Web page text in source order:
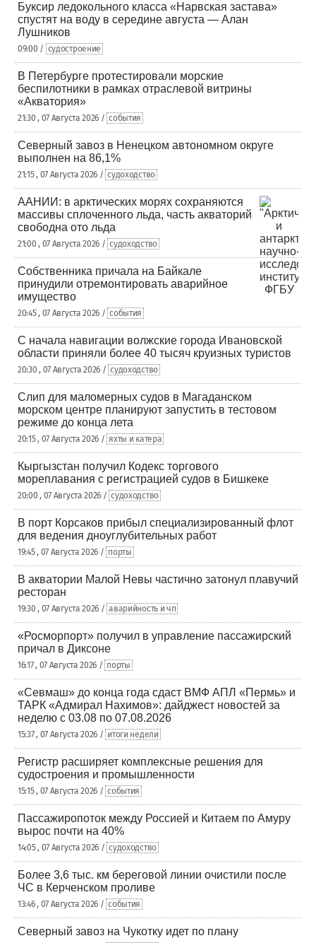
Буксир ледокольного класса «Нарвская застава»
спустят на воду в середине августа — Алан
Лушников
09:00 / судостроение
В Петербурге протестировали морские
беспилотники в рамках отраслевой витрины
«Акватория»
21:30 , 07 Августа 2026 / события
Северный завоз в Ненецком автономном округе
выполнен на 86,1%
21:15 , 07 Августа 2026 / судоходство
ААНИИ: в арктических морях сохраняются
массивы сплоченного льда, часть акваторий
свободна ото льда
21:00 , 07 Августа 2026 / судоходство
Собственника причала на Байкале
принудили отремонтировать аварийное
имущество
20:45 , 07 Августа 2026 / события
С начала навигации волжские города Ивановской
области приняли более 40 тысяч круизных туристов
20:30 , 07 Августа 2026 / судоходство
Слип для маломерных судов в Магаданском
морском центре планируют запустить в тестовом
режиме до конца лета
20:15 , 07 Августа 2026 / яхты и катера
Кыргызстан получил Кодекс торгового
мореплавания с регистрацией судов в Бишкеке
20:00 , 07 Августа 2026 / судоходство
В порт Корсаков прибыл специализированный флот
для ведения дноуглубительных работ
19:45 , 07 Августа 2026 / порты
В акватории Малой Невы частично затонул плавучий
ресторан
19:30 , 07 Августа 2026 / аварийность и чп
«Росморпорт» получил в управление пассажирский
причал в Диксоне
16:17 , 07 Августа 2026 / порты
«Севмаш» до конца года сдаст ВМФ АПЛ «Пермь» и
ТАРК «Адмирал Нахимов»: дайджест новостей за
неделю с 03.08 по 07.08.2026
15:37 , 07 Августа 2026 / итоги недели
Регистр расширяет комплексные решения для
судостроения и промышленности
15:15 , 07 Августа 2026 / события
Пассажиропоток между Россией и Китаем по Амуру
вырос почти на 40%
14:05 , 07 Августа 2026 / судоходство
Более 3,6 тыс. км береговой линии очистили после
ЧС в Керченском проливе
13:46 , 07 Августа 2026 / события
Северный завоз на Чукотку идет по плану